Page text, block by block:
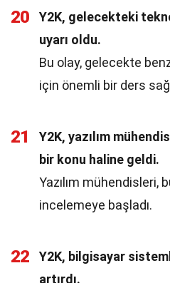
20
Y2K, gelecekteki
uyarı oldu.
Bu olay, gelecekte
için önemli bir ders
21
Y2K, yazılım
bir konu haline geldi.
Yazılım mühendisleri,
incelemeye başladı.
22
Y2K, bilgisayar
artırdı.